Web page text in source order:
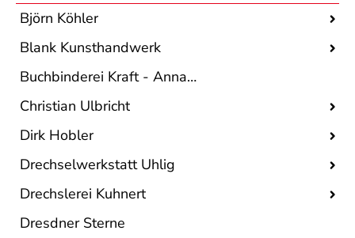
Björn Köhler
Blank Kunsthandwerk
Buchbinderei Kraft - Annaberger Sterne
Christian Ulbricht
Dirk Hobler
Drechselwerkstatt Uhlig
Drechslerei Kuhnert
Dresdner Sterne